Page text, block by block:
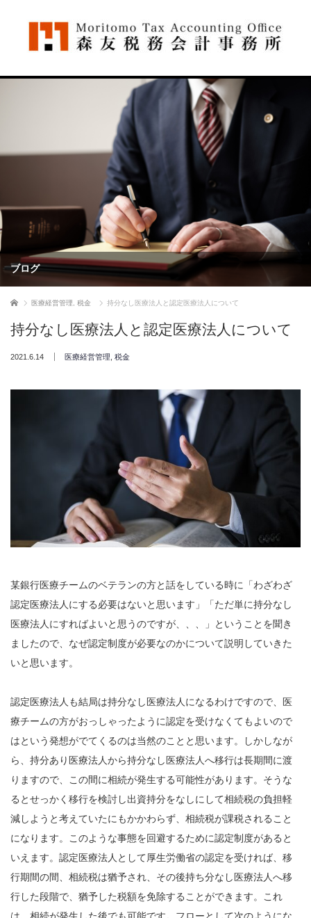
ブログ
ホーム 医療経営管理 税金 持分なし医療法人と認定医療法人について
持分なし医療法人と認定医療法人について
2021.6.14 医療経営管理 税金
某銀行医療チームのベテランの方と話をしている時に「わざわざ
認定医療法人にする必要はないと思います」「ただ単に持分なし
医療法人にすればよいと思うのですが、、、」ということを聞き
ましたので、なぜ認定制度が必要なのかについて説明していきた
いと思います。
認定医療法人も結局は持分なし医療法人になるわけですので、医
療チームの方がおっしゃったように認定を受けなくてもよいので
はという発想がでてくるのは当然のことと思います。しかしなが
ら、持分あり医療法人から持分なし医療法人へ移行は長期間に渡
りますので、この間に相続が発生する可能性があります。そうな
るとせっかく移行を検討し出資持分をなしにして相続税の負担軽
減しようと考えていたにもかかわらず、相続税が課税されること
になります。このような事態を回避するために認定制度があると
いえます。認定医療法人として厚生労働省の認定を受ければ、移
行期間の間、相続税は猶予され、その後持ち分なし医療法人へ移
行した段階で、猶予した税額を免除することができます。これ